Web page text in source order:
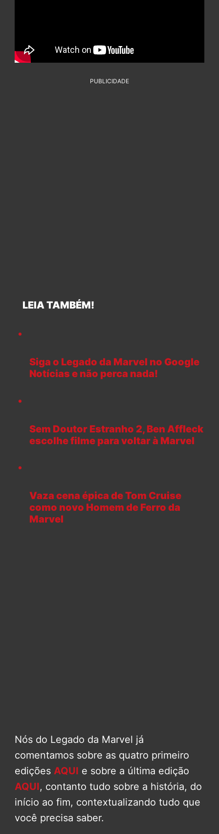
PUBLICIDADE
LEIA TAMBÉM!
Siga o Legado da Marvel no Google
Notícias e não perca nada!
Sem Doutor Estranho 2, Ben Affleck
escolhe filme para voltar à Marvel
Vaza cena épica de Tom Cruise
como novo Homem de Ferro da
Marvel
Nós do Legado da Marvel já
comentamos sobre as quatro primeiro
edições AQUI e sobre a última edição
AQUI, contanto tudo sobre a história, do
início ao fim, contextualizando tudo que
você precisa saber.